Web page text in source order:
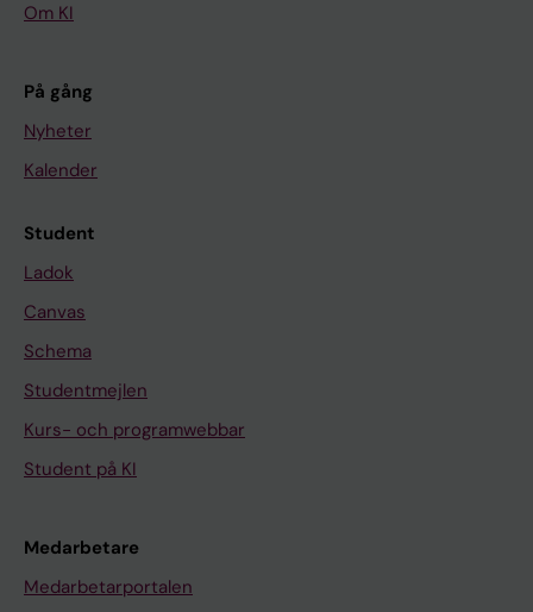
Om KI
På gång
Nyheter
Kalender
Student
Ladok
Canvas
Schema
Studentmejlen
Kurs- och programwebbar
Student på KI
Medarbetare
Medarbetarportalen